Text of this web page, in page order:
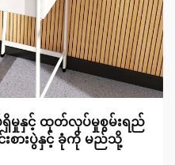
ရှိမှုနှင့် ထုတ်လုပ်မှုစွမ်းရည်
စားပွဲနှင့် ခုံကို မည်သို့